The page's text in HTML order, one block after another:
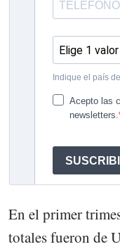
En el primer
totales fueron de